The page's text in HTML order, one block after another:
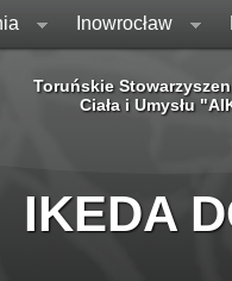
Inowrocław
Toruńskie
Ciała i Umysłu
IKEDA